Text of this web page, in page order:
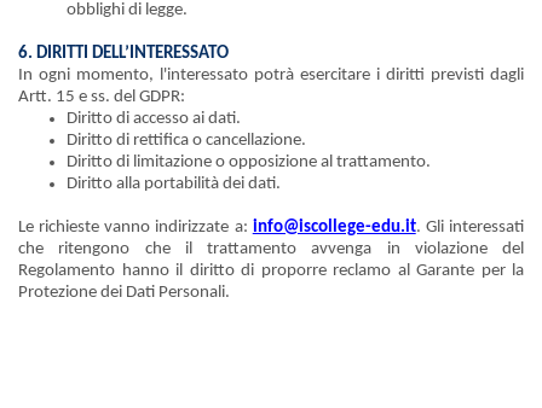
obblighi di legge.
6. DIRITTI DELL’INTERESSATO
In ogni momento, l'interessato potrà esercitare i diritti previsti dagli
Artt. 15 e ss. del GDPR:
Diritto di accesso ai dati.
Diritto di rettifica o cancellazione.
Diritto di limitazione o opposizione al trattamento.
Diritto alla portabilità dei dati.
Le richieste vanno indirizzate a: info@iscollege-edu.it. Gli interessati
che ritengono che il trattamento avvenga in violazione del
Regolamento hanno il diritto di proporre reclamo al Garante per la
Protezione dei Dati Personali.